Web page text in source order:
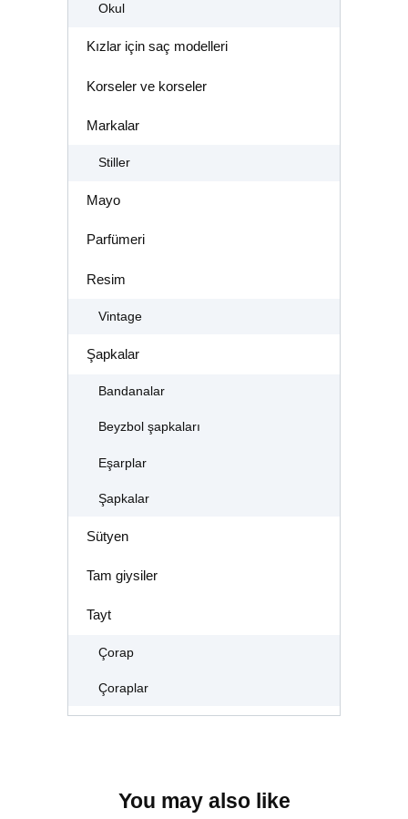
Okul
Kızlar için saç modelleri
Korseler ve korseler
Markalar
Stiller
Mayo
Parfümeri
Resim
Vintage
Şapkalar
Bandanalar
Beyzbol şapkaları
Eşarplar
Şapkalar
Sütyen
Tam giysiler
Tayt
Çorap
Çoraplar
You may also like